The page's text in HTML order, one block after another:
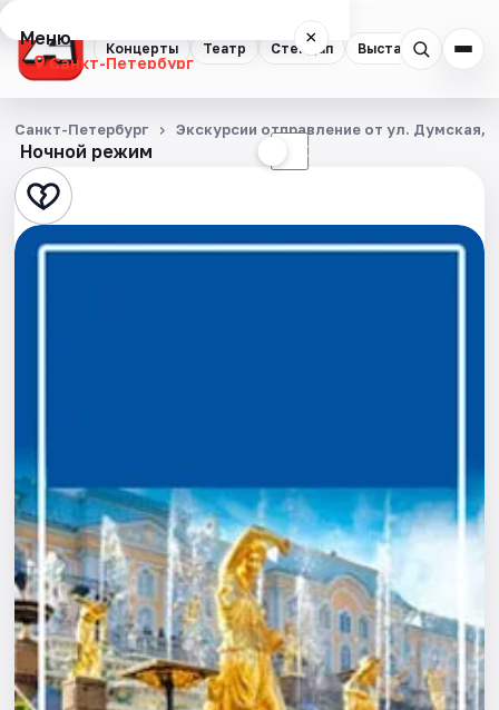
Концерты Театр Стендап Выставки
Меню ×
Санкт-Петербург
Концерты
Театр
Стендап
События
Города
Площадки
Артисты
Ночной режим ☾
Санкт-Петербург Экскурсии отправление от ул. Думская,